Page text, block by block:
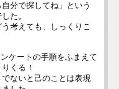
分で探してね」という
た。
考えても、しっくりこ
ケートの手順をふまえて
くる！
ないと己のことは表現